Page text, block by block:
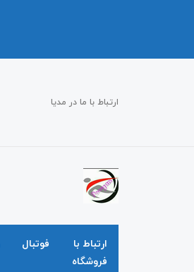
ارتباط با ما در مدیا
ارتباط با
فروشگاه
فوتبال